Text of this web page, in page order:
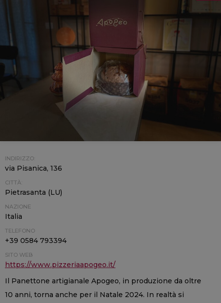
INDIRIZZO:
via Pisanica, 136
CITTÀ:
Pietrasanta (LU)
NAZIONE
Italia
TELEFONO
+39 0584 793394
SITO WEB
https://www.pizzeriaapogeo.it/
Il Panettone artigianale Apogeo, in produzione da oltre
10 anni, torna anche per il Natale 2024. In realtà si